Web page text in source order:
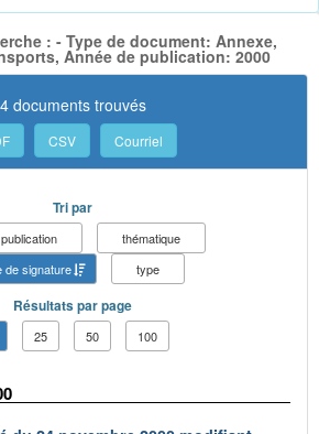
: - Type de document: Annexe,
Année de publication: 2000
4 documents trouvés
CSV Courriel
Tri par
thématique
de signature
type
Résultats par page
25 50 100